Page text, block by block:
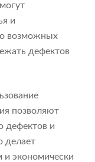
и
возможных
дефектов
позволяют
дефектов и
делает
и экономически